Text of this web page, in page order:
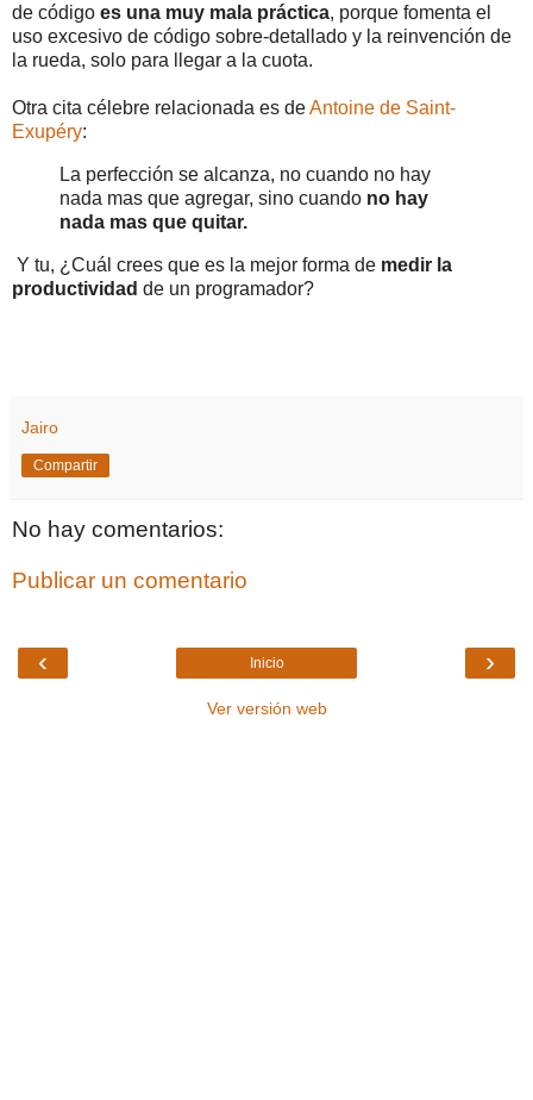
de código es una muy mala práctica, porque fomenta el
uso excesivo de código sobre-detallado y la reinvención de
la rueda, solo para llegar a la cuota.
Otra cita célebre relacionada es deAntoine de Saint-
Exupéry:
La perfección se alcanza, no cuando no hay
nada mas que agregar, sino cuando no hay
nada mas que quitar.
Y tu, ¿Cuál crees que es la mejor forma de medir la
productividad de un programador?
Jairo
Compartir
No hay comentarios:
Publicar un comentario
‹ ›
Inicio
Ver versión web